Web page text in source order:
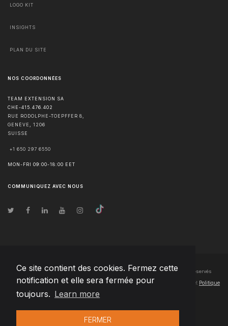
Ce site contient des cookies. Fermez cette
notification et elle sera fermée pour
toujours. Learn more
FERMER
LOGO KIT
INSIGHTS
PLAN DU SITE
NOS COORDONNÉES
TEAM EXTENSION SA
CHE-415.476.402
RUE RODOLPHE-TOEPFFER 8,
GENÈVE
1206
SUISSE
+1 650 297 6550
MON-FRI 09:00-18:00 EET
COMMUNIQUEZ AVEC NOUS
© Droits d'auteur2026 Team Extension SA France- Tous les droits sont réservés
Changelog● En utilisant ce site, vous acceptez nos Conditions d'utilisation et Politique
de confidentialité